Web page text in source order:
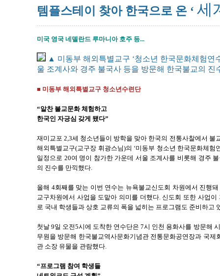
템플스테이 찾아 한국으로 온 ‘ 세
미국 영국 네델란드 루마니아 호주 등...
▲ 미동부 해외특별교구 ‘청소년 한국문화체험연
울 조계사와 경주 불국사 등을 방문해 한국불교의 진
■ 미동부 해외특별교구 청소년수련단
“알찬 불교문화 체험하고
한국인 자긍심 갖게 됐다”
재미교포 2,3세 청소년들이 방학을 맞아 한국의 전통사찰에서 불
해외특별교구(교구장 휘광스님)의 ‘미동부 청소년 한국문화체험
일정으로 20여 명이 참가한 가운데 서울 조계사를 비롯해 경주
의 진수를 만끽했다.
올해 4회째를 맞는 이번 연수는 뉴욕불교신도회 차원에서 진행
교구차원에서 사업을 도맡아 의미를 더했다. 신도회 또한 사업
로 국내 학생들과 상호 교류의 폭을 넓히는 프로그램도 준비하고
첫날 9일 오전5시에 도착한 연수단은 7시 인천 용화사를 방문해
무원을 방문해 한국불교역사문화기념관 전통문화공연장과 국
관 소장 유물을 관람했다.
“프로그램 참여 학생들